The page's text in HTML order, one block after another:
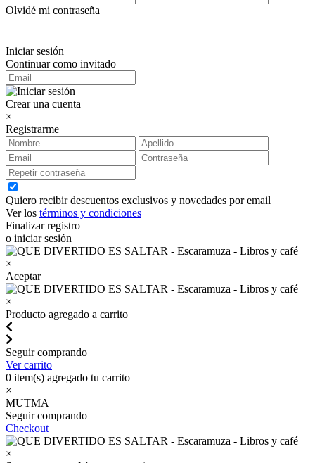
Olvidé mi contraseña
Iniciar sesión
Continuar como invitado
Crear una cuenta
×
Registrarme
Quiero recibir descuentos exclusivos y novedades por email
Ver los términos y condiciones
Finalizar registro
o iniciar sesión
×
Aceptar
×
Producto agregado a carrito
Seguir comprando
Ver carrito
0 item(s) agregado tu carrito
×
MUTMA
Seguir comprando
Checkout
×